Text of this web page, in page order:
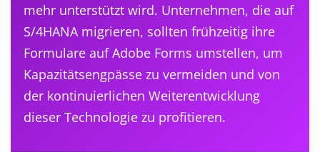
mehr unterstützt wird. Unternehmen, die auf
S/4HANA migrieren, sollten frühzeitig ihre
Formulare auf Adobe Forms umstellen, um
Kapazitätsengpässe zu vermeiden und von
der kontinuierlichen Weiterentwicklung
dieser Technologie zu profitieren.